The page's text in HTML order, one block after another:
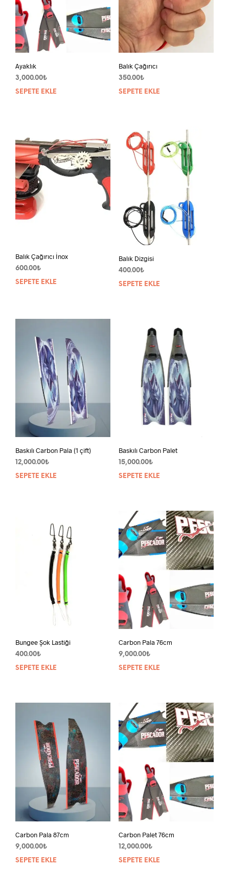
Ayaklık
3,000.00₺
SEPETE EKLE
Balık Çağırıcı
350.00₺
SEPETE EKLE
Balık Çağırıcı İnox
600.00₺
SEPETE EKLE
Balık Dizgisi
400.00₺
SEPETE EKLE
Baskılı Carbon Pala (1 çift)
12,000.00₺
SEPETE EKLE
Baskılı Carbon Palet
15,000.00₺
SEPETE EKLE
Bungee Şok Lastiği
400.00₺
SEPETE EKLE
Carbon Pala 76cm
9,000.00₺
SEPETE EKLE
Carbon Pala 87cm
9,000.00₺
SEPETE EKLE
Carbon Palet 76cm
12,000.00₺
SEPETE EKLE